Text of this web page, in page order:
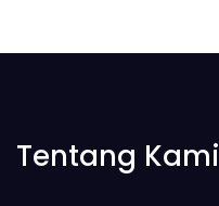
Tentang Kami